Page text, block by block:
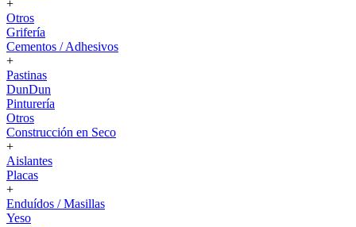
+
Otros
Grifería
Cementos / Adhesivos
+
Pastinas
DunDun
Pinturería
Otros
Construcción en Seco
+
Aislantes
Placas
+
Enduídos / Masillas
Yeso